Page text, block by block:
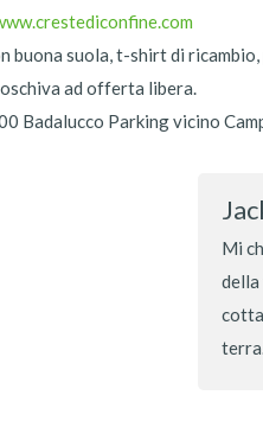
buona suola, t-shirt di
ad offerta libera.
Badalucco Parking vicino
Mi